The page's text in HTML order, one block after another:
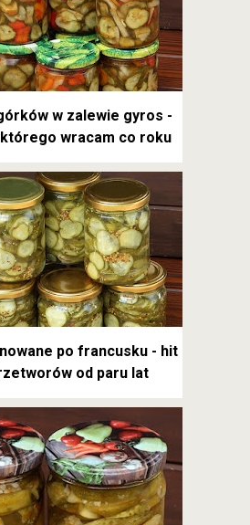
w zalewie gyros -
wracam co roku
po francusku - hit
od paru lat